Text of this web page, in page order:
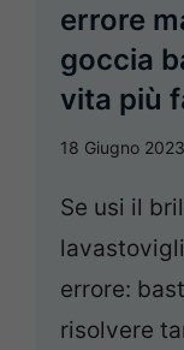
errore
goccia
vita più
18 Giugno 2023
Se usi il
errore:
risolvere